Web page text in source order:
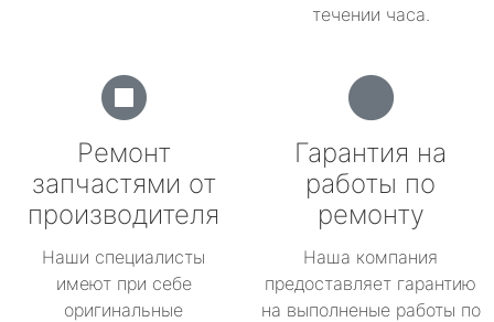
течении часа.
Ремонт
запчастями от
производителя
Наши специалисты
имеют при себе
оригинальные
Гарантия на
работы по
ремонту
Наша компания
предоставляет гарантию
на выполненые работы по